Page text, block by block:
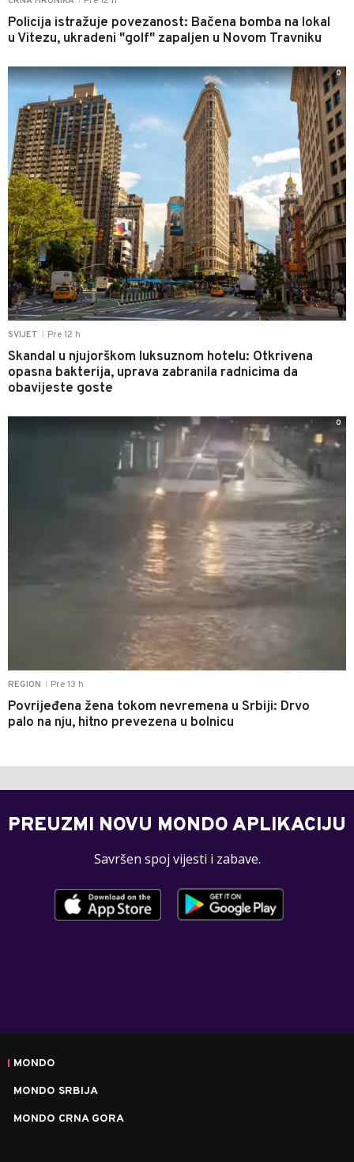
Policija istražuje povezanost: Bačena bomba na lokal
u Vitezu, ukradeni "golf" zapaljen u Novom Travniku
SVIJET Pre 12 h
Skandal u njujorškom luksuznom hotelu: Otkrivena
opasna bakterija, uprava zabranila radnicima da
obavijeste goste
0
REGION Pre 13 h
Povrijeđena žena tokom nevremena u Srbiji: Drvo
palo na nju, hitno prevezena u bolnicu
0
PREUZMI NOVU MONDO APLIKACIJU
Savršen spoj vijesti i zabave.
MONDO
MONDO SRBIJA
MONDO CRNA GORA